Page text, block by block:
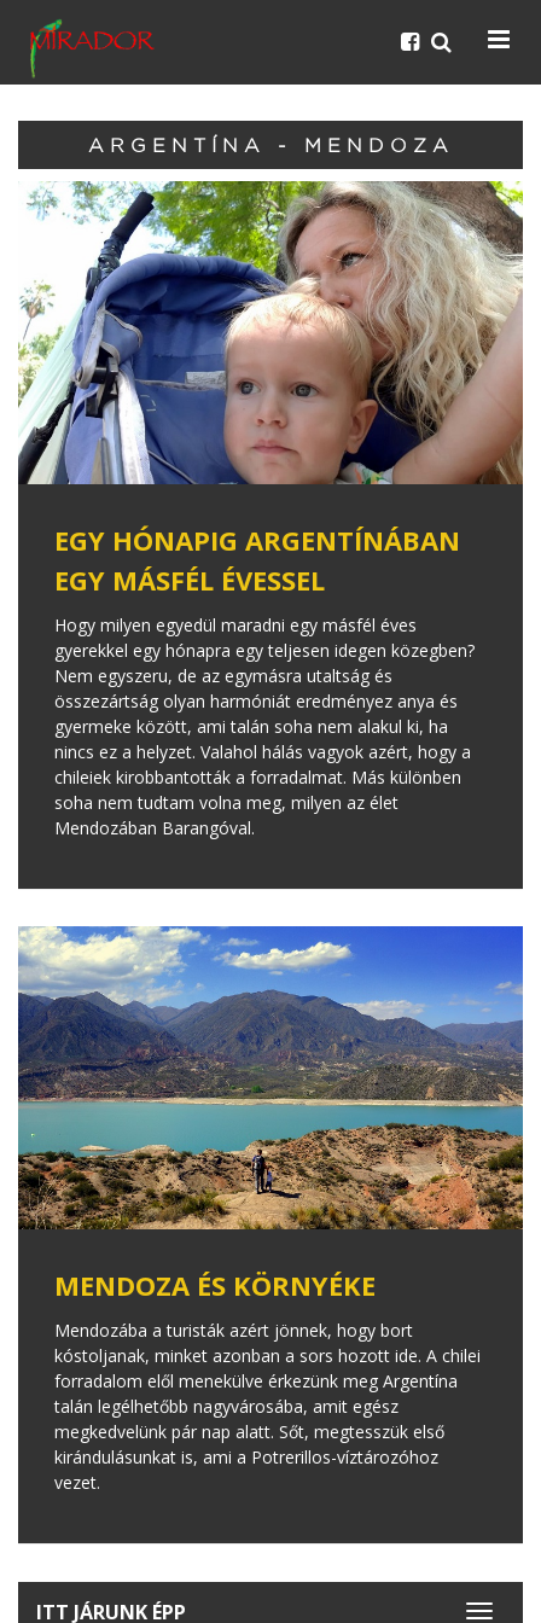
ARGENTÍNA - MENDOZA
EGY HÓNAPIG ARGENTÍNÁBAN
EGY MÁSFÉL ÉVESSEL
Hogy milyen egyedül maradni egy másfél éves
gyerekkel egy hónapra egy teljesen idegen közegben?
Nem egyszeru, de az egymásra utaltság és
összezártság olyan harmóniát eredményez anya és
gyermeke között, ami talán soha nem alakul ki, ha
nincs ez a helyzet. Valahol hálás vagyok azért, hogy a
chileiek kirobbantották a forradalmat. Más különben
soha nem tudtam volna meg, milyen az élet
Mendozában Barangóval.
MENDOZA ÉS KÖRNYÉKE
Mendozába a turisták azért jönnek, hogy bort
kóstoljanak, minket azonban a sors hozott ide. A chilei
forradalom elől menekülve érkezünk meg Argentína
talán legélhetőbb nagyvárosába, amit egész
megkedvelünk pár nap alatt. Sőt, megtesszük első
kirándulásunkat is, ami a Potrerillos-víztározóhoz
vezet.
Toggle
ITT JÁRUNK ÉPP